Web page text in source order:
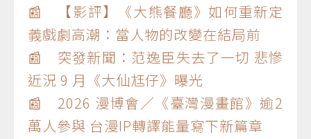
📰 【影評】《大熊餐廳》如何重新定
義戲劇高潮：當人物的改變在結局前
📰 突發新聞：范逸臣失去了一切 悲慘
近況 9 月《大仙尪仔》曝光
📰 2026 漫博會／《臺灣漫畫館》逾2
萬人參與 台漫IP轉譯能量寫下新篇章